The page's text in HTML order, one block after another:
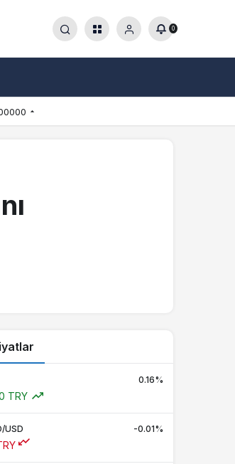
0
0.16%
TRY
USD -0.01%